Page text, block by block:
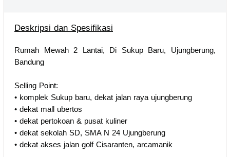
Deskripsi dan Spesifikasi
Rumah Mewah 2 Lantai, Di Sukup Baru, Ujungberung,
Bandung
Selling Point:
• komplek Sukup baru, dekat jalan raya ujungberung
• dekat mall ubertos
• dekat pertokoan & pusat kuliner
• dekat sekolah SD, SMA N 24 Ujungberung
• dekat akses jalan golf Cisaranten, arcamanik